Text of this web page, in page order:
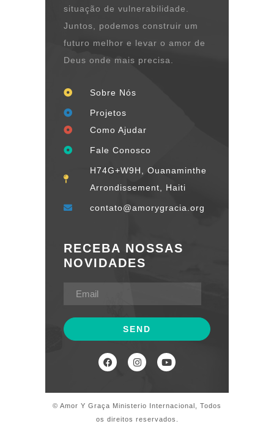
situação de vulnerabilidade.
Juntos, podemos construir um
futuro melhor e levar o amor de
Deus onde mais precisa.
Sobre Nós
Projetos
Como Ajudar
Fale Conosco
H74G+W9H, Ouanaminthe
Arrondissement, Haiti
contato@amorygracia.org
RECEBA NOSSAS
NOVIDADES
© Amor Y Graça Ministerio Internacional, Todos
os direitos reservados.